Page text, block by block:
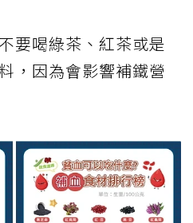
要喝綠茶、紅茶或是
，因為會影響補鐵營